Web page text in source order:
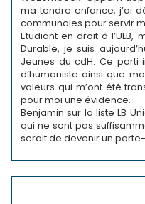
ma tendre enfance, j’ai
communales pour servir
Etudiant en droit à
Durable, je suis
Jeunes du cdH. Ce
d’humaniste ainsi que
valeurs qui m’ont été
pour moi une évidence.
Benjamin sur la liste LB
qui ne sont pas
serait de devenir un